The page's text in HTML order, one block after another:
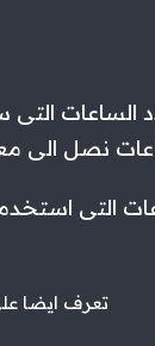
التى
نصل الى
التى
تعرف ايضا